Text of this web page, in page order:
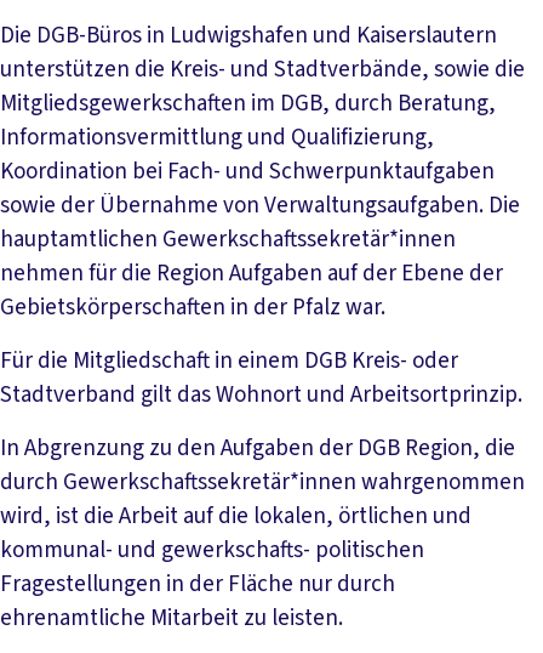
Die DGB-Büros in Ludwigshafen und Kaiserslautern
unterstützen die Kreis- und Stadtverbände, sowie die
Mitgliedsgewerkschaften im DGB, durch Beratung,
Informationsvermittlung und Qualifizierung,
Koordination bei Fach- und Schwerpunktaufgaben
sowie der Übernahme von Verwaltungsaufgaben. Die
hauptamtlichen Gewerkschaftssekretär*innen
nehmen für die Region Aufgaben auf der Ebene der
Gebietskörperschaften in der Pfalz war.
Für die Mitgliedschaft in einem DGB Kreis- oder
Stadtverband gilt das Wohnort und Arbeitsortprinzip.
In Abgrenzung zu den Aufgaben der DGB Region, die
durch Gewerkschaftssekretär*innen wahrgenommen
wird, ist die Arbeit auf die lokalen, örtlichen und
kommunal- und gewerkschafts- politischen
Fragestellungen in der Fläche nur durch
ehrenamtliche Mitarbeit zu leisten.